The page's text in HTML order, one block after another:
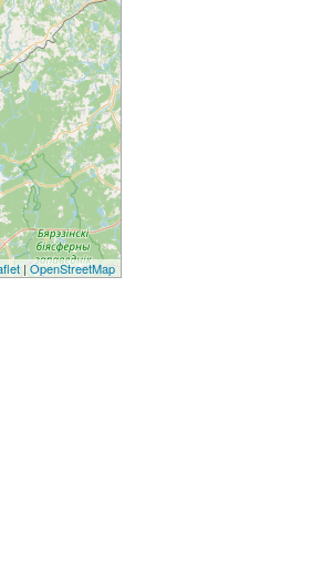
| OpenStreetMap